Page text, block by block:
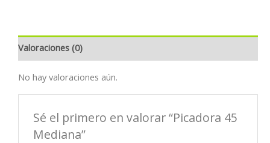
Valoraciones (0)
No hay valoraciones aún.
Sé el primero en valorar “Picadora 45
Mediana”